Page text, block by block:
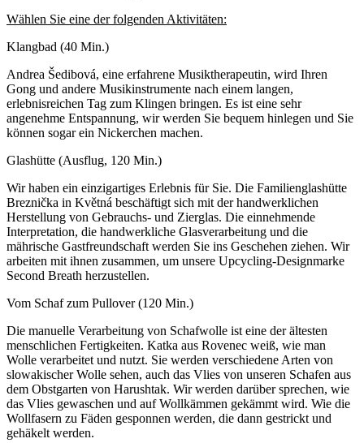
Wählen Sie eine der folgenden Aktivitäten:
Klangbad (40 Min.)
Andrea Šedibová, eine erfahrene Musiktherapeutin, wird Ihren
Gong und andere Musikinstrumente nach einem langen,
erlebnisreichen Tag zum Klingen bringen. Es ist eine sehr
angenehme Entspannung, wir werden Sie bequem hinlegen und Sie
können sogar ein Nickerchen machen.
Glashütte (Ausflug, 120 Min.)
Wir haben ein einzigartiges Erlebnis für Sie. Die Familienglashütte
Breznička in Květná beschäftigt sich mit der handwerklichen
Herstellung von Gebrauchs- und Zierglas. Die einnehmende
Interpretation, die handwerkliche Glasverarbeitung und die
mährische Gastfreundschaft werden Sie ins Geschehen ziehen. Wir
arbeiten mit ihnen zusammen, um unsere Upcycling-Designmarke
Second Breath herzustellen.
Vom Schaf zum Pullover (120 Min.)
Die manuelle Verarbeitung von Schafwolle ist eine der ältesten
menschlichen Fertigkeiten. Katka aus Rovenec weiß, wie man
Wolle verarbeitet und nutzt. Sie werden verschiedene Arten von
slowakischer Wolle sehen, auch das Vlies von unseren Schafen aus
dem Obstgarten von Harushtak. Wir werden darüber sprechen, wie
das Vlies gewaschen und auf Wollkämmen gekämmt wird. Wie die
Wollfasern zu Fäden gesponnen werden, die dann gestrickt und
gehäkelt werden.